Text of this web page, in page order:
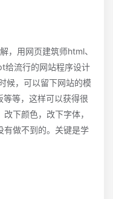
，用网页建筑师html、
给流行的网站程序设计
候，可以留下网站的模
等，这样可以获得很
下颜色，改下字体，
有做不到的。关键是学